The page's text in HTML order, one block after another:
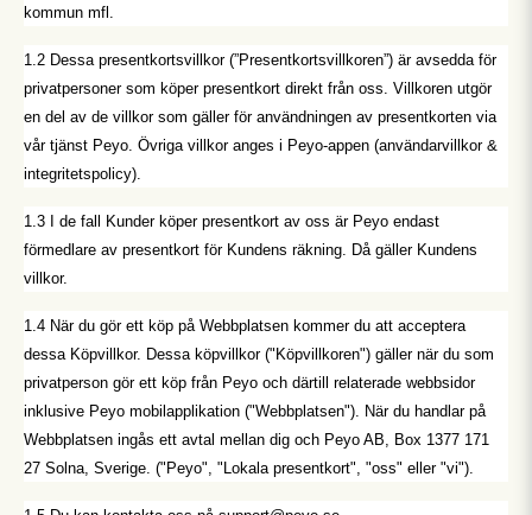
kommun mfl.
1.2 Dessa presentkortsvillkor (”Presentkortsvillkoren”) är avsedda för
privatpersoner som köper presentkort direkt från oss. Villkoren utgör
en del av de villkor som gäller för användningen av presentkorten via
vår tjänst Peyo. Övriga villkor anges i Peyo-appen (användarvillkor &
integritetspolicy).
1.3 I de fall Kunder köper presentkort av oss är Peyo endast
förmedlare av presentkort för Kundens räkning. Då gäller Kundens
villkor.
1.4 När du gör ett köp på Webbplatsen kommer du att acceptera
dessa Köpvillkor. Dessa köpvillkor ("Köpvillkoren") gäller när du som
privatperson gör ett köp från Peyo och därtill relaterade webbsidor
inklusive Peyo mobilapplikation ("Webbplatsen"). När du handlar på
Webbplatsen ingås ett avtal mellan dig och Peyo AB, Box 1377 171
27 Solna, Sverige. ("Peyo", "Lokala presentkort", "oss" eller "vi").